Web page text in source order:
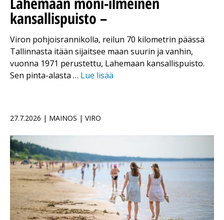
kansallispuisto –
Viron pohjoisrannikolla, reilun 70 kilometrin päässä
Tallinnasta itään sijaitsee maan suurin ja vanhin,
vuonna 1971 perustettu, Lahemaan kansallispuisto.
Sen pinta-alasta … Lue lisää
27.7.2026 | MAINOS | VIRO